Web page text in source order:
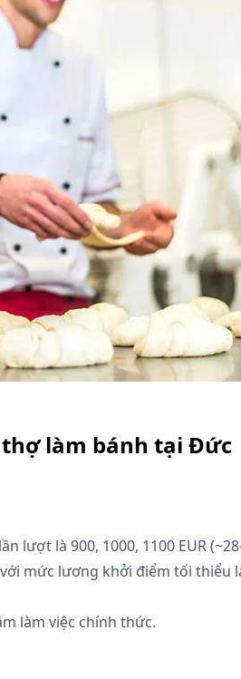
làm bánh tại Đức
lượt là 900, 1000, 1100 EUR
mức lương khởi điểm tối
làm việc chính thức.